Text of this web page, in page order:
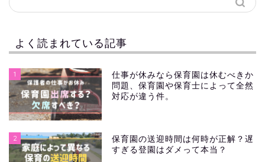
よく読まれている記事
1
仕事が休みなら保育園は休むべきか
問題、保育園や保育士によって全然
対応が違う件。
2
保育園の送迎時間は何時が正解？遅
すぎる登園はダメって本当？